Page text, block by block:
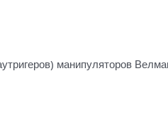
манипуляторов